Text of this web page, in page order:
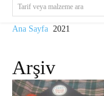
Tarif veya malzeme ara
Ana Sayfa 2021
Arşiv